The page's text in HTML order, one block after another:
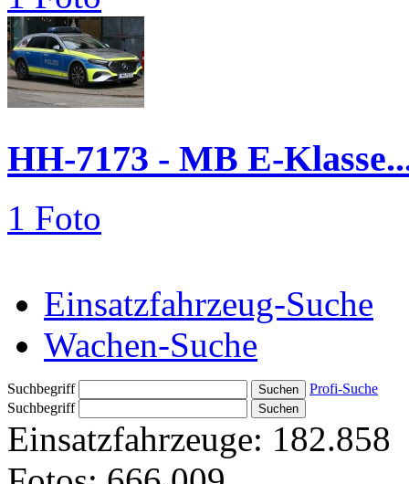
HH-7173 - MB E-
1 Foto
Einsatzfahrzeug-Suche
Wachen-Suche
Suchbegriff
Profi-Suche
Suchbegriff
Einsatzfahrzeuge: 182.858